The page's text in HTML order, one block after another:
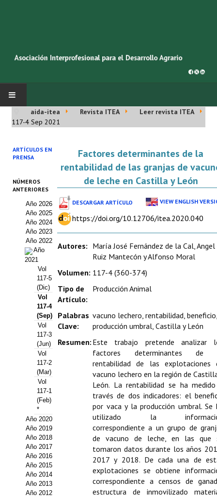
INICIO
Asociación AIDA
Cincuentenario AIDA
Organigrama
Estatutos
Hacerse socio
Noticias
Galería de Fotos
Web AIDA 2.0
REVISTA ITEA
Presentación ITEA
Equipo Editorial
Leer revista ITEA
Directrices para autores/as
Políticas Editoriales
Propuesta Volumen Especial
Sello Calidad FECYT
Premio Prensa Agraria
aida-itea Revista ITEA
Leer revista ITEA
117-4 Sep 2021
ARTÍCULOS EN
PRENSA
NÚMEROS
ANTERIORES
Año 2026
Año 2025
Año 2024
Año 2023
Año 2022
Año
2021
Vol
117-5
(Dic)
Vol
117-4
(Sep)
Vol
117-3
(Jun)
Vol
117-2
(Mar)
Vol
117-1
(Feb)
*
Año 2020
Año 2019
Año 2018
Año 2017
Año 2016
Año 2015
Año 2014
Año 2013
Año 2012
Factores determinantes de la
rentabilidad de las granjas de
de leche en Castilla y León
DESCARGAR ARTÍCULO VIEW ENGLISH
https://doi.org/10.12706/itea.2020.040
Autores: María José Fernández de la Cal, Angel
Ruiz Mantecón y Alfonso Moral
Volumen: 117-4 (360-374)
Tipo de
Artículo:
Producción Animal
Palabras
Clave:
vacuno lechero, rentabilidad, beneficio,
producción umbral, Castilla y León
Resumen: Este trabajo pretende analizar
factores determinantes de
rentabilidad de las explotaciones
vacuno lechero en la región de
León. La rentabilidad se ha
través de dos indicadores: el
por vaca y la producción umbral. Se
utilizado la
correspondiente a un grupo de
de vacuno de leche, en las que
tomaron datos durante los años
2017 y 2018. De cada una de
explotaciones se obtiene
correspondiente a censos de
estructura de inmovilizado